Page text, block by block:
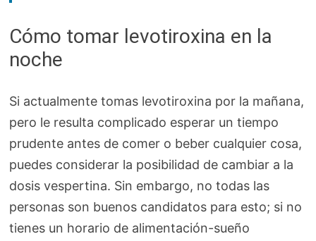
Cómo tomar levotiroxina en la
noche
Si actualmente tomas levotiroxina por la mañana,
pero le resulta complicado esperar un tiempo
prudente antes de comer o beber cualquier cosa,
puedes considerar la posibilidad de cambiar a la
dosis vespertina. Sin embargo, no todas las
personas son buenos candidatos para esto; si no
tienes un horario de alimentación-sueño